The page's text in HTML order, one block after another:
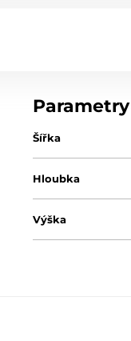
Parametry
Šířka
Hloubka
Výška